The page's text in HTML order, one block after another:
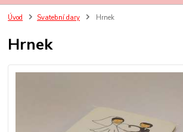
Úvod Svatební dary Hrnek
Hrnek